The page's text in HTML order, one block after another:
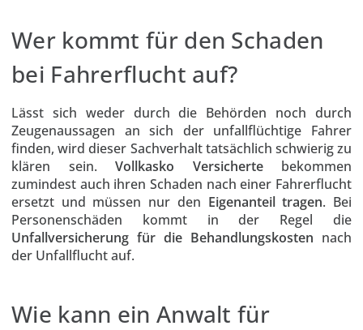
Wer kommt für den Schaden
bei Fahrerflucht auf?
Lässt sich weder durch die Behörden noch durch
Zeugenaussagen an sich der unfallflüchtige Fahrer
finden, wird dieser Sachverhalt tatsächlich schwierig zu
klären sein. Vollkasko Versicherte bekommen
zumindest auch ihren Schaden nach einer Fahrerflucht
ersetzt und müssen nur den Eigenanteil tragen. Bei
Personenschäden kommt in der Regel die
Unfallversicherung für die Behandlungskosten nach
der Unfallflucht auf.
Wie kann ein Anwalt für